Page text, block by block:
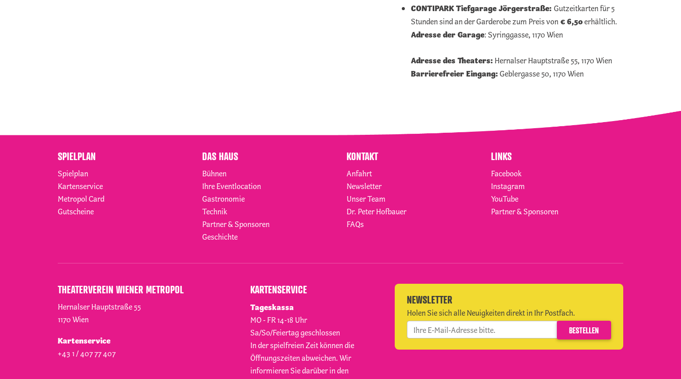
CONTIPARK Tiefgarage Jörgerstraße: Gutzeitkarten für 5
Stunden sind an der Garderobe zum Preis von€ 6,50erhältlich.
Adresse der Garage: Syringgasse, 1170 Wien
Adresse des Theaters: Hernalser Hauptstraße 55, 1170 Wien
Barrierefreier Eingang:Geblergasse 50, 1170 Wien
SPIELPLAN
Spielplan
Kartenservice
Metropol Card
Gutscheine
DAS HAUS
Bühnen
Ihre Eventlocation
Gastronomie
Technik
Partner & Sponsoren
Geschichte
KONTAKT
Anfahrt
Newsletter
Unser Team
Dr. Peter Hofbauer
FAQs
LINKS
Facebook
Instagram
YouTube
Partner & Sponsoren
THEATERVEREIN WIENER METROPOL
Hernalser Hauptstraße 55
1170Wien
Kartenservice
+43 1 / 407 77 407
KARTENSERVICE
Tageskassa
MO - FR 14-18 Uhr
Sa/So/Feiertag geschlossen
In der spielfreien Zeit können die
Öffnungszeiten abweichen. Wir
informieren Sie darüber in den
NEWSLETTER
Holen Sie sich alle Neuigkeiten direkt in Ihr Postfach.